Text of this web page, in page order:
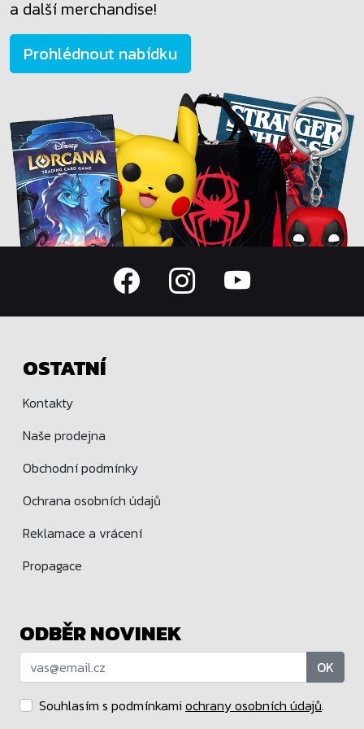
a další merchandise!
Prohlédnout nabídku
OSTATNÍ
Kontakty
Naše prodejna
Obchodní podmínky
Ochrana osobních údajů
Reklamace a vrácení
Propagace
ODBĚR NOVINEK
OK
Souhlasím s podmínkami ochrany osobních údajů.